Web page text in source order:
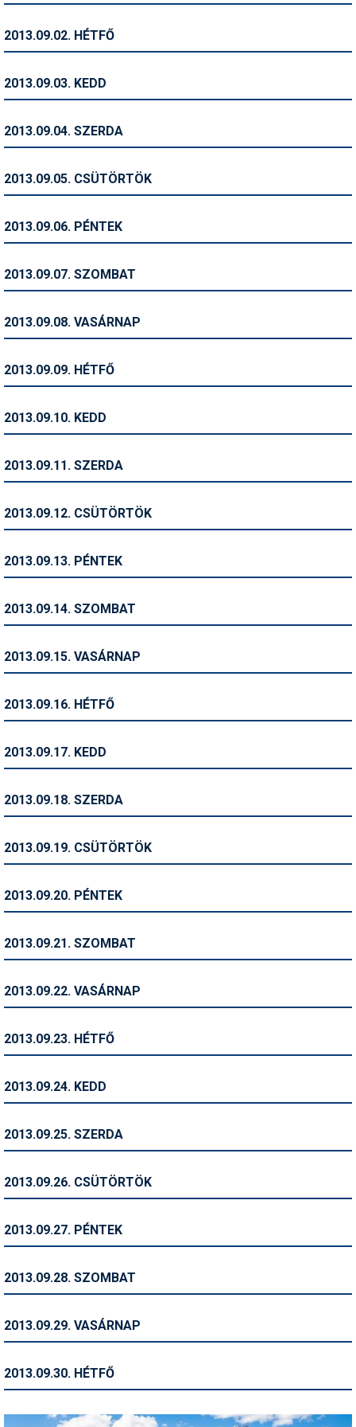
Ingatlan
Kerékpár
Magazinok
Pályázatok
Síbérletárak
Sífelszerelés
Símánia
Síszerviz
Snowboard
Szakértők
Telemark
Történelem
Utazási tippek
2013.09.02. HÉTFŐ
2013.09.03. KEDD
2013.09.04. SZERDA
2013.09.05. CSÜTÖRTÖK
2013.09.06. PÉNTEK
2013.09.07. SZOMBAT
2013.09.08. VASÁRNAP
2013.09.09. HÉTFŐ
2013.09.10. KEDD
2013.09.11. SZERDA
2013.09.12. CSÜTÖRTÖK
2013.09.13. PÉNTEK
2013.09.14. SZOMBAT
2013.09.15. VASÁRNAP
2013.09.16. HÉTFŐ
2013.09.17. KEDD
2013.09.18. SZERDA
2013.09.19. CSÜTÖRTÖK
2013.09.20. PÉNTEK
2013.09.21. SZOMBAT
2013.09.22. VASÁRNAP
2013.09.23. HÉTFŐ
2013.09.24. KEDD
2013.09.25. SZERDA
2013.09.26. CSÜTÖRTÖK
2013.09.27. PÉNTEK
2013.09.28. SZOMBAT
2013.09.29. VASÁRNAP
2013.09.30. HÉTFŐ